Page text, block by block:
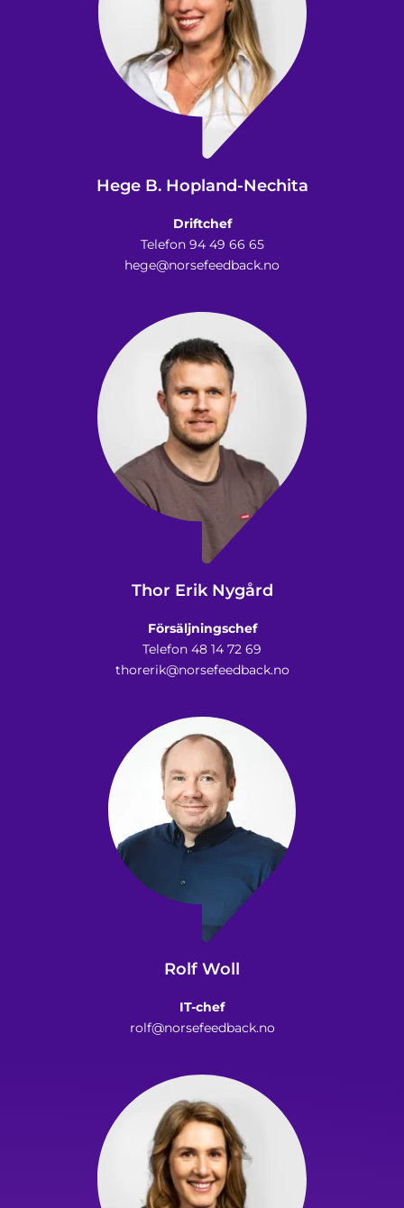
Hege B. Hopland-Nechita
Driftchef
Telefon 94 49 66 65
hege@norsefeedback.no
Thor Erik Nygård
Försäljningschef
Telefon 48 14 72 69
thorerik@norsefeedback.no
Rolf Woll
IT-chef
rolf@norsefeedback.no